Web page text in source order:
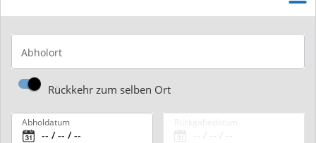
Abholort
Rückkehr zum selben Ort
Abholdatum